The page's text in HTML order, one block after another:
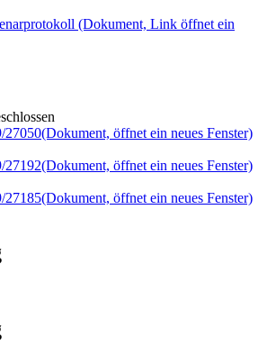
(Dokument, Link öffnet ein
27050(Dokument, öffnet ein neues Fenster)
27192(Dokument, öffnet ein neues Fenster)
27185(Dokument, öffnet ein neues Fenster)